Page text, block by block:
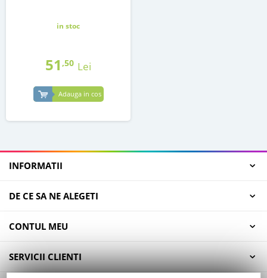
in stoc
51 ,50 Lei
Adauga in cos
INFORMATII
DE CE SA NE ALEGETI
CONTUL MEU
SERVICII CLIENTI